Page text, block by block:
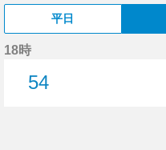
平日
18時
54